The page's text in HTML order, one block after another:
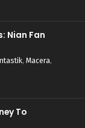
Nian Fan
, Macera,
To